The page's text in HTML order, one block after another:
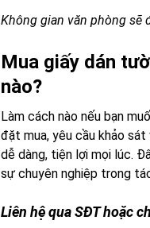
Không gian văn phòng sẽ
Mua giấy dán
nào?
Làm cách nào nếu bạn
đặt mua, yêu cầu khảo
dễ dàng, tiện lợi mọi lúc.
sự chuyên nghiệp trong
Liên hệ qua SĐT hoặc